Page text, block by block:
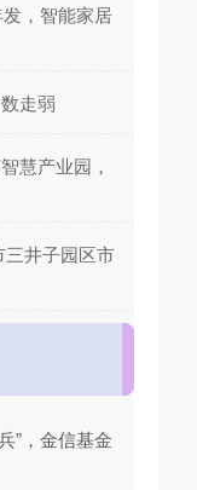
，智能家居
走弱
慧产业园，
三井子园区市
”，金信基金